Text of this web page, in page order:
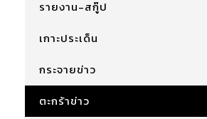
รายงาน-สกู๊ป
เกาะประเด็น
กระจายข่าว
ตะกร้าข่าว